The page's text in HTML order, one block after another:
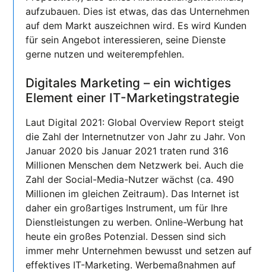
aufzubauen. Dies ist etwas, das das Unternehmen
auf dem Markt auszeichnen wird. Es wird Kunden
für sein Angebot interessieren, seine Dienste
gerne nutzen und weiterempfehlen.
Digitales Marketing – ein wichtiges
Element einer IT-Marketingstrategie
Laut Digital 2021: Global Overview Report steigt
die Zahl der Internetnutzer von Jahr zu Jahr. Von
Januar 2020 bis Januar 2021 traten rund 316
Millionen Menschen dem Netzwerk bei. Auch die
Zahl der Social-Media-Nutzer wächst (ca. 490
Millionen im gleichen Zeitraum). Das Internet ist
daher ein großartiges Instrument, um für Ihre
Dienstleistungen zu werben. Online-Werbung hat
heute ein großes Potenzial. Dessen sind sich
immer mehr Unternehmen bewusst und setzen auf
effektives IT-Marketing. Werbemaßnahmen auf